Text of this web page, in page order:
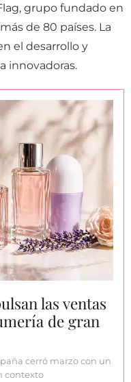
grupo fundado en
de 80 países. La
el desarrollo y
innovadoras.
las ventas
de gran
cerró marzo con un
contexto